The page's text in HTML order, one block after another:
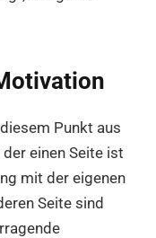
Punkt aus
einen Seite ist
mit der eigenen
Seite sind